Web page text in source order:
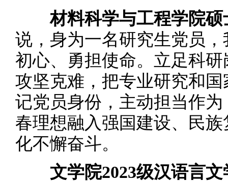
材料科学与工程学院
说，身为一名研究生党员
初心、勇担使命。立足科
攻坚克难，把专业研究和
记党员身份，主动担当作
春理想融入强国建设、民
化不懈奋斗。
文学院2023级汉语言